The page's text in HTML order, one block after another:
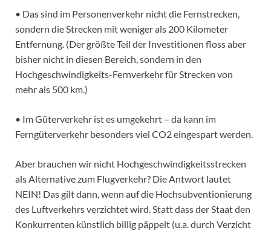
• Das sind im Personenverkehr nicht die Fernstrecken,
sondern die Strecken mit weniger als 200 Kilometer
Entfernung. (Der größte Teil der Investitionen floss aber
bisher nicht in diesen Bereich, sondern in den
Hochgeschwindigkeits-Fernverkehr für Strecken von
mehr als 500 km.)
• Im Güterverkehr ist es umgekehrt – da kann im
Ferngüterverkehr besonders viel CO2 eingespart werden.
Aber brauchen wir nicht Hochgeschwindigkeitsstrecken
als Alternative zum Flugverkehr? Die Antwort lautet
NEIN! Das gilt dann, wenn auf die Hochsubventionierung
des Luftverkehrs verzichtet wird. Statt dass der Staat den
Konkurrenten künstlich billig päppelt (u.a. durch Verzicht